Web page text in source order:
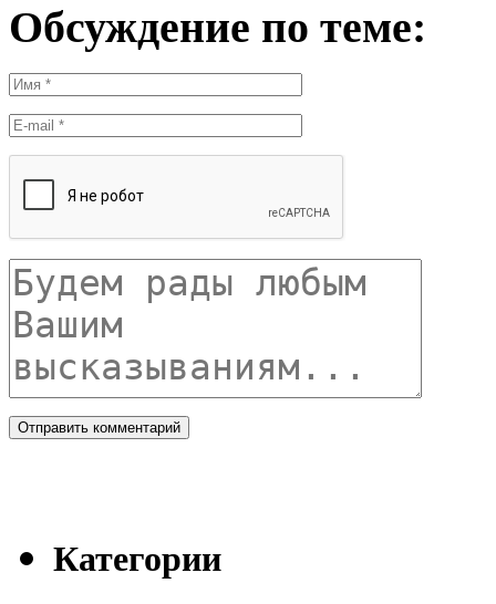
Обсуждение по теме:
Категории